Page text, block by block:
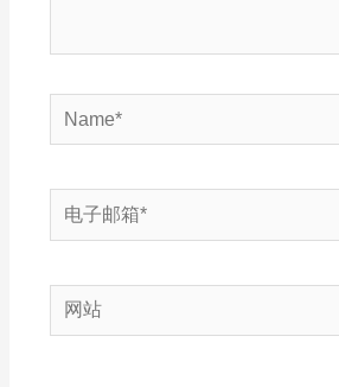
Name*
电
子
箱
*
网
站